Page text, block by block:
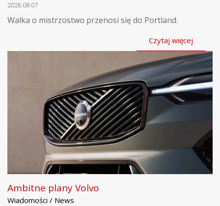
2026.08.07
Walka o mistrzostwo przenosi się do Portland.
Czytaj więcej
Ambitne plany Volvo
Wiadomości / News